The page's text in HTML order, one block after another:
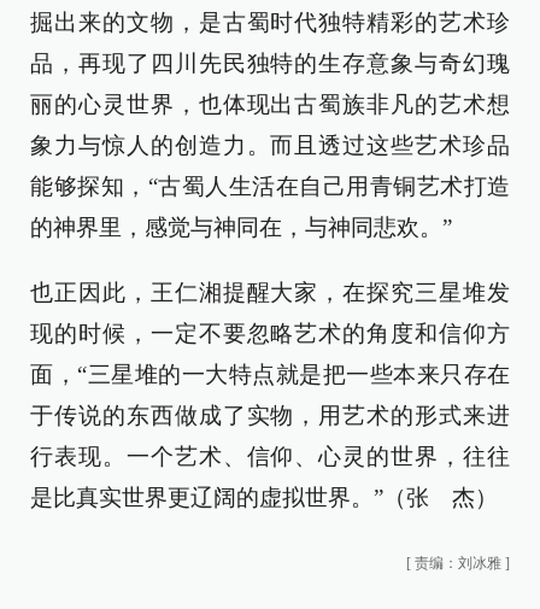
掘出来的文物，是古蜀时代独特精彩的艺术珍
品，再现了四川先民独特的生存意象与奇幻瑰
丽的心灵世界，也体现出古蜀族非凡的艺术想
象力与惊人的创造力。而且透过这些艺术珍品
能够探知，“古蜀人生活在自己用青铜艺术打造
的神界里，感觉与神同在，与神同悲欢。”
也正因此，王仁湘提醒大家，在探究三星堆发
现的时候，一定不要忽略艺术的角度和信仰方
面，“三星堆的一大特点就是把一些本来只存在
于传说的东西做成了实物，用艺术的形式来进
行表现。一个艺术、信仰、心灵的世界，往往
是比真实世界更辽阔的虚拟世界。”（张 杰）
[ 责编：刘冰雅 ]